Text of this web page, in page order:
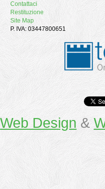
Contattaci
Restituzione
Site Map
P. IVA: 03447800651
Web Design &